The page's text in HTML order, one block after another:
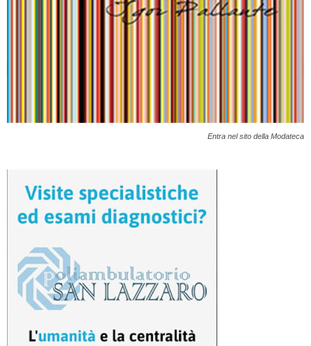
Entra nel sito della Modateca